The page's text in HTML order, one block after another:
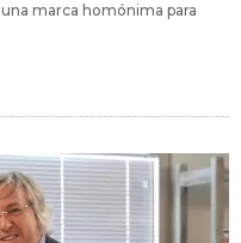
marca homónima para